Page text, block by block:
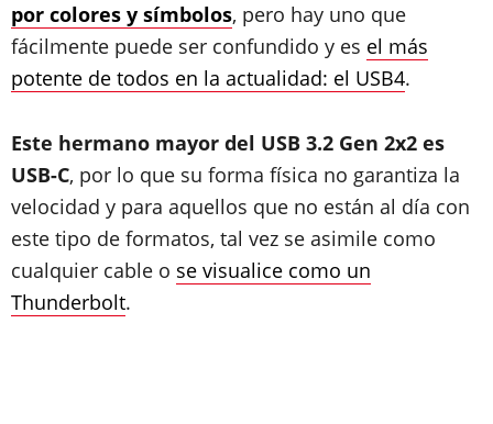
por colores y símbolos, pero hay uno que
fácilmente puede ser confundido y es el más
potente de todos en la actualidad: el USB4.
Este hermano mayor del USB 3.2 Gen 2x2 es
USB-C, por lo que su forma física no garantiza la
velocidad y para aquellos que no están al día con
este tipo de formatos, tal vez se asimile como
cualquier cable o se visualice como un
Thunderbolt.